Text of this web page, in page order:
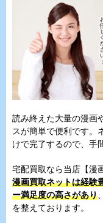
読み終えた大量の漫画
スが簡単で便利です。
けで完了するので、手
宅配買取なら当店【漫
漫画買取ネットは経験
ー満足度の高さがあり
を整えております。